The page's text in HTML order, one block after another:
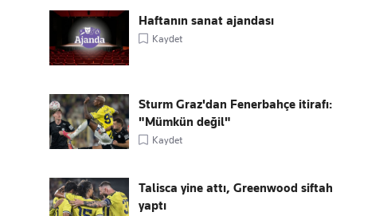
Haftanın sanat ajandası
Kaydet
Sturm Graz'dan Fenerbahçe itirafı:
"Mümkün değil"
Kaydet
Talisca yine attı, Greenwood siftah
yaptı